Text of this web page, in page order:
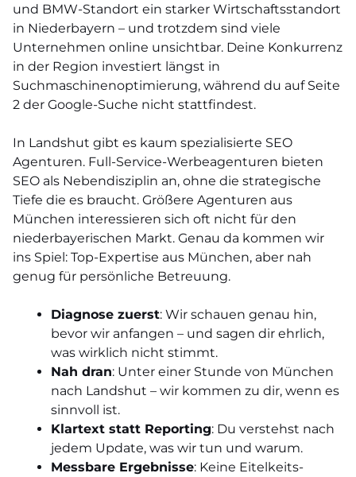
und BMW-Standort ein starker Wirtschaftsstandort
in Niederbayern – und trotzdem sind viele
Unternehmen online unsichtbar. Deine Konkurrenz
in der Region investiert längst in
Suchmaschinenoptimierung, während du auf Seite
2 der Google-Suche nicht stattfindest.
In Landshut gibt es kaum spezialisierte SEO
Agenturen. Full-Service-Werbeagenturen bieten
SEO als Nebendisziplin an, ohne die strategische
Tiefe die es braucht. Größere Agenturen aus
München interessieren sich oft nicht für den
niederbayerischen Markt. Genau da kommen wir
ins Spiel: Top-Expertise aus München, aber nah
genug für persönliche Betreuung.
Diagnose zuerst: Wir schauen genau hin,
bevor wir anfangen – und sagen dir ehrlich,
was wirklich nicht stimmt.
Nah dran: Unter einer Stunde von München
nach Landshut – wir kommen zu dir, wenn es
sinnvoll ist.
Klartext statt Reporting: Du verstehst nach
jedem Update, was wir tun und warum.
Messbare Ergebnisse: Keine Eitelkeits-